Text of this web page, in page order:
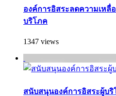
องค์การอิสระลดความเหลื่
บริโภค
1347 views
สนับสนุนองค์การอิสระผู้บริ